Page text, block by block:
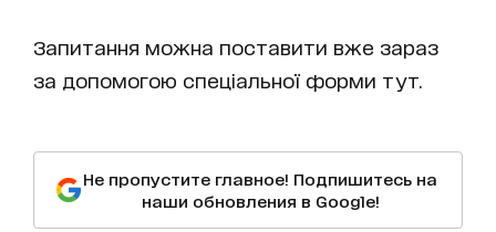
Запитання можна поставити вже зараз
за допомогою спеціальної форми тут.
Не пропустите главное! Подпишитесь на
наши обновления в Google!